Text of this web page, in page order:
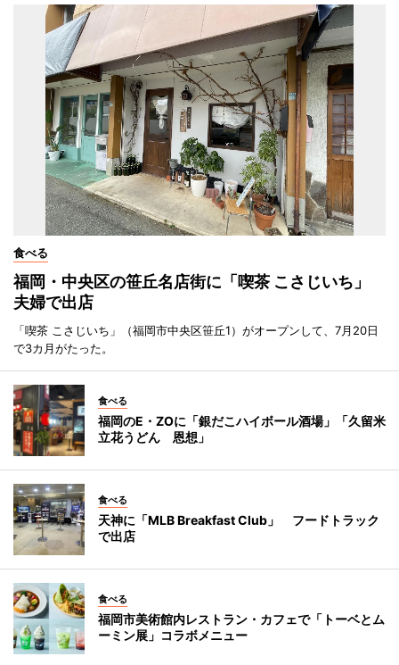
食べる
福岡・中央区の笹丘名店街に「喫茶 こさじいち」
夫婦で出店
「喫茶 こさじいち」（福岡市中央区笹丘1）がオープンして、7月20日
で3カ月がたった。
食べる
福岡のE・ZOに「銀だこハイボール酒場」「久留米
立花うどん 恩想」
食べる
天神に「MLB Breakfast Club」 フードトラック
で出店
食べる
福岡市美術館内レストラン・カフェで「トーベとム
ーミン展」コラボメニュー